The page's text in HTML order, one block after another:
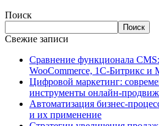
Поиск
Поиск
Свежие записи
Сравнение функционала
WooCommerce, 1C-Битрикс и
Цифровой маркетинг:
инструменты онлайн-
Автоматизация бизнес-
и их применение